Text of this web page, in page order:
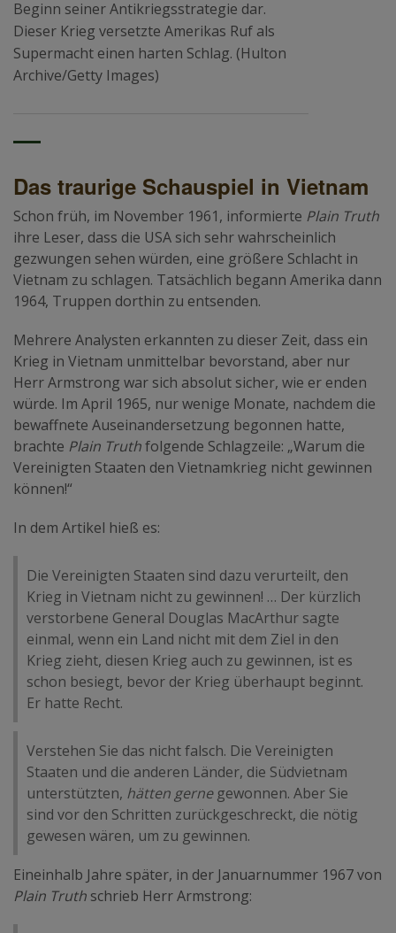
Beginn seiner Antikriegsstrategie dar.
Dieser Krieg versetzte Amerikas Ruf als
Supermacht einen harten Schlag. (Hulton
Archive/Getty Images)
Das traurige Schauspiel in Vietnam
Schon früh, im November 1961, informierte Plain Truth
ihre Leser, dass die USA sich sehr wahrscheinlich
gezwungen sehen würden, eine größere Schlacht in
Vietnam zu schlagen. Tatsächlich begann Amerika dann
1964, Truppen dorthin zu entsenden.
Mehrere Analysten erkannten zu dieser Zeit, dass ein
Krieg in Vietnam unmittelbar bevorstand, aber nur
Herr Armstrong war sich absolut sicher, wie er enden
würde. Im April 1965, nur wenige Monate, nachdem die
bewaffnete Auseinandersetzung begonnen hatte,
brachte Plain Truthfolgende Schlagzeile: „Warum die
Vereinigten Staaten den Vietnamkrieg nicht gewinnen
können!“
In dem Artikel hieß es:
Die Vereinigten Staaten sind dazu verurteilt, den
Krieg in Vietnam nicht zu gewinnen! … Der kürzlich
verstorbene General Douglas MacArthur sagte
einmal, wenn ein Land nicht mit dem Ziel in den
Krieg zieht, diesen Krieg auch zu gewinnen, ist es
schon besiegt, bevor der Krieg überhaupt beginnt.
Er hatte Recht.
Verstehen Sie das nicht falsch. Die Vereinigten
Staaten und die anderen Länder, die Südvietnam
unterstützten, hätten gernegewonnen. Aber Sie
sind vor den Schritten zurückgeschreckt, die nötig
gewesen wären, um zu gewinnen.
Eineinhalb Jahre später, in der Januarnummer 1967 von
Plain Truth schrieb Herr Armstrong: